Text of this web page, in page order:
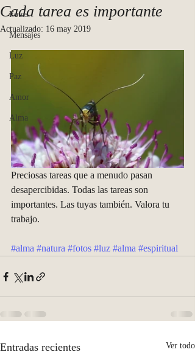
Fotos
Mensajes
Luz
Paz
Amor
Alma
Cada tarea es importante
Actualizado: 16 may 2019
Preciosas tareas que a menudo pasan
desapercibidas. Todas las tareas son
importantes. Las tuyas también. Valora tu
trabajo.
#alma #natura #fotos #luz #alma #espiritual
Entradas recientes Ver todo